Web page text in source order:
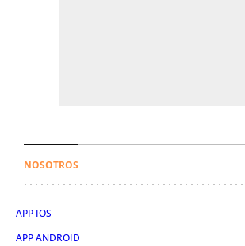
NOSOTROS
APP IOS
APP ANDROID